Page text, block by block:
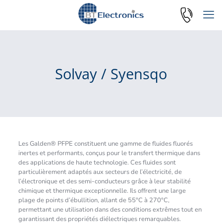
Solvay / Syensqo
Les Galden® PFPE constituent une gamme de fluides fluorés
inertes et performants, conçus pour le transfert thermique dans
des applications de haute technologie. Ces fluides sont
particulièrement adaptés aux secteurs de l’électricité, de
l’électronique et des semi-conducteurs grâce à leur stabilité
chimique et thermique exceptionnelle. Ils offrent une large
plage de points d’ébullition, allant de 55°C à 270°C,
permettant une utilisation dans des conditions extrêmes tout en
garantissant des propriétés diélectriques remarquables.